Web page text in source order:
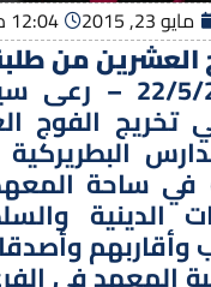
مايو 23, 2015 12:04 م
العشرين من
الجمعة 22/5/
تخريج الفوج
في ساحة
الدينية
وأقاربهم
المعهد في